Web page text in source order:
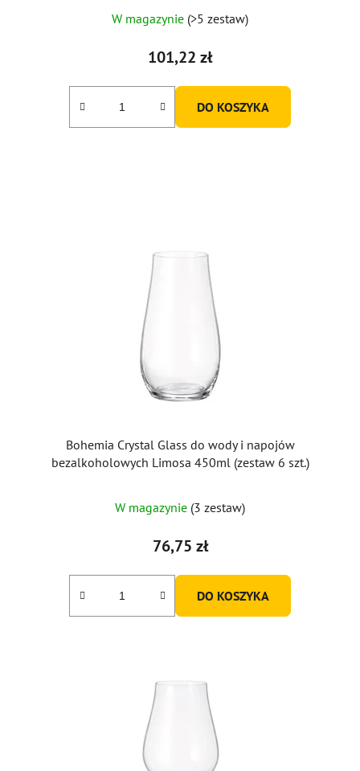
W magazynie (>5 zestaw)
101,22 zł
DO KOSZYKA
Bohemia Crystal Glass do wody i napojów
bezalkoholowych Limosa 450ml (zestaw 6 szt.)
W magazynie (3 zestaw)
76,75 zł
DO KOSZYKA